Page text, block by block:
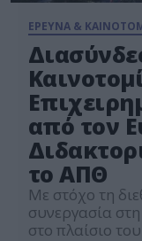
ΕΡΕΥΝΑ &
από τον
το ΑΠΘ
Με στόχο τη
συνεργασία
στο πλαίσιο